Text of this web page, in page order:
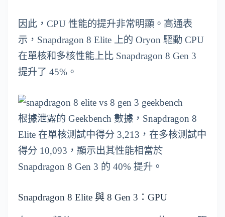
因此，CPU 性能的提升非常明顯。高通表
示，Snapdragon 8 Elite 上的 Oryon 驅動 CPU
在單核和多核性能上比 Snapdragon 8 Gen 3
提升了 45%。
根據泄露的 Geekbench 數據，Snapdragon 8
Elite 在單核測試中得分 3,213，在多核測試中
得分 10,093，顯示出其性能相當於
Snapdragon 8 Gen 3 的 40% 提升。
Snapdragon 8 Elite 與 8 Gen 3：GPU